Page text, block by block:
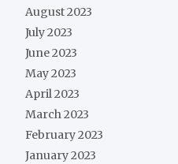
August 2023
July 2023
June 2023
May 2023
April 2023
March 2023
February 2023
January 2023